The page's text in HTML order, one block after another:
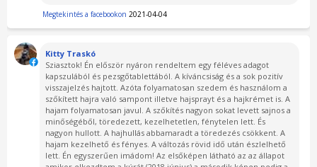
Megtekintés a facebookon 2021-04-04
Kitty Traskó
Sziasztok! Én először nyáron rendeltem egy féléves adagot
kapszulából és pezsgőtablettából. A kíváncsiság és a sok pozitív
visszajelzés hajtott. Azóta folyamatosan szedem és használom a
szőkített hajra való sampont illetve hajsprayt és a hajkrémet is. A
hajam folyamatosan javul. A szőkítés nagyon sokat levett sajnos a
minőségéből, töredezett, kezelhetetlen, fénytelen lett. És
nagyon hullott. A hajhullás abbamaradt a töredezés csökkent. A
hajam kezelhető és fényes. A változás rövid idő után észlelhető
lett. Én egyszerűen imádom! Az elsőképen látható az az állapot